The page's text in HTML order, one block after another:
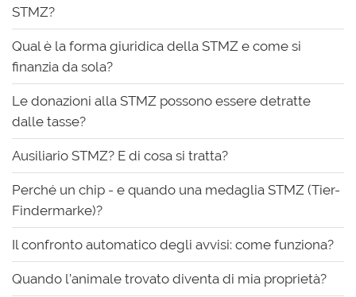
STMZ?
Qual è la forma giuridica della STMZ e come si
finanzia da sola?
Le donazioni alla STMZ possono essere detratte
dalle tasse?
Ausiliario STMZ? E di cosa si tratta?
Perché un chip - e quando una medaglia STMZ (Tier-
Findermarke)?
Il confronto automatico degli avvisi: come funziona?
Quando l’animale trovato diventa di mia proprietà?